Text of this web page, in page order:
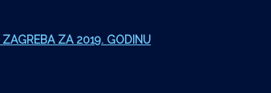
ZAGREBA ZA 2019. GODINU